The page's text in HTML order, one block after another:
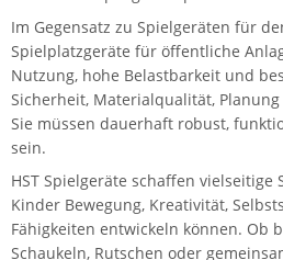
Im Gegensatz zu Spielgeräten für
Spielplatzgeräte für öffentliche
Nutzung, hohe Belastbarkeit und
Sicherheit, Materialqualität,
Sie müssen dauerhaft robust,
sein.
HST Spielgeräte schaffen vielseitige
Kinder Bewegung, Kreativität,
Fähigkeiten entwickeln können. Ob
Schaukeln, Rutschen oder